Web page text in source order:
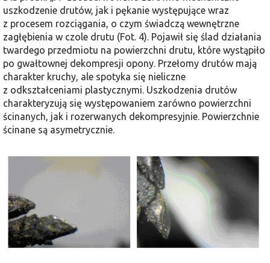
uszkodzenie drutów, jak i pękanie występujące wraz
z procesem rozciągania, o czym świadczą wewnętrzne
zagłębienia w czole drutu (Fot. 4). Pojawił się ślad działania
twardego przedmiotu na powierzchni drutu, które wystąpiło
po gwałtownej dekompresji opony. Przełomy drutów mają
charakter kruchy, ale spotyka się nieliczne
z odkształceniami plastycznymi. Uszkodzenia drutów
charakteryzują się występowaniem zarówno powierzchni
ścinanych, jak i rozerwanych dekompresyjnie. Powierzchnie
ścinane są asymetrycznie.